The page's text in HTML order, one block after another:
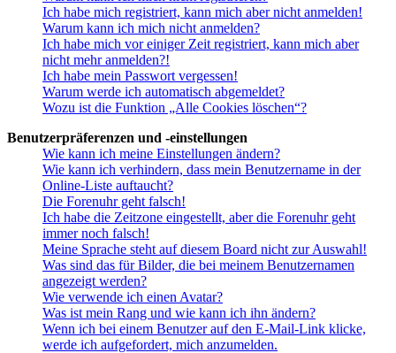
Ich habe mich registriert, kann mich aber nicht anmelden!
Warum kann ich mich nicht anmelden?
Ich habe mich vor einiger Zeit registriert, kann mich aber
nicht mehr anmelden?!
Ich habe mein Passwort vergessen!
Warum werde ich automatisch abgemeldet?
Wozu ist die Funktion „Alle Cookies löschen“?
Benutzerpräferenzen und -einstellungen
Wie kann ich meine Einstellungen ändern?
Wie kann ich verhindern, dass mein Benutzername in der
Online-Liste auftaucht?
Die Forenuhr geht falsch!
Ich habe die Zeitzone eingestellt, aber die Forenuhr geht
immer noch falsch!
Meine Sprache steht auf diesem Board nicht zur Auswahl!
Was sind das für Bilder, die bei meinem Benutzernamen
angezeigt werden?
Wie verwende ich einen Avatar?
Was ist mein Rang und wie kann ich ihn ändern?
Wenn ich bei einem Benutzer auf den E-Mail-Link klicke,
werde ich aufgefordert, mich anzumelden.